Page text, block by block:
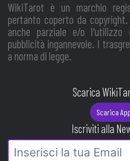
WikiTarot è un marchio
pertanto coperto da
anche parziale e/o
pubblicità ingannevole. I
a norma di legge.
Scarica
Scarica App
Iscriviti alla